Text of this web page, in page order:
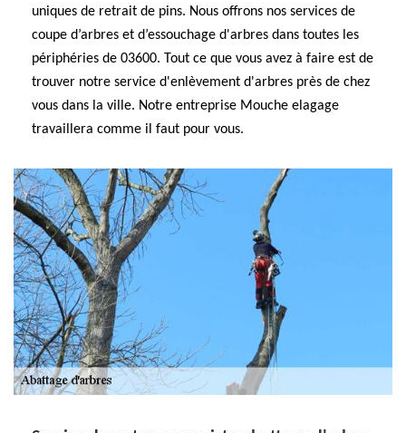
uniques de retrait de pins. Nous offrons nos services de
coupe d’arbres et d’essouchage d'arbres dans toutes les
périphéries de 03600. Tout ce que vous avez à faire est de
trouver notre service d'enlèvement d'arbres près de chez
vous dans la ville. Notre entreprise Mouche elagage
travaillera comme il faut pour vous.